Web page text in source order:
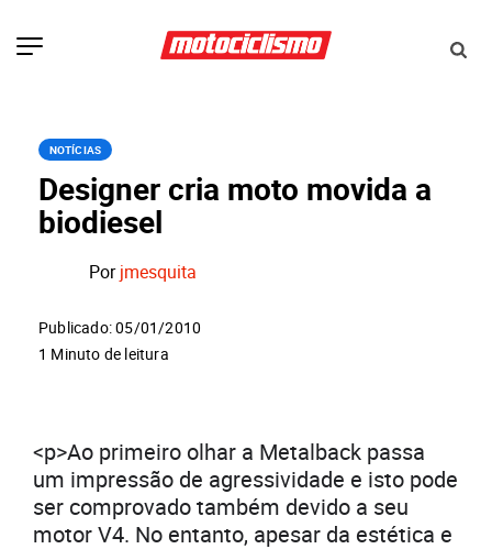
NOTÍCIAS
Designer cria moto movida a
biodiesel
Porjmesquita
Publicado: 05/01/2010
1 Minuto de leitura
<p>Ao primeiro olhar a Metalback passa
um impressão de agressividade e isto pode
ser comprovado também devido a seu
motor V4. No entanto, apesar da estética e